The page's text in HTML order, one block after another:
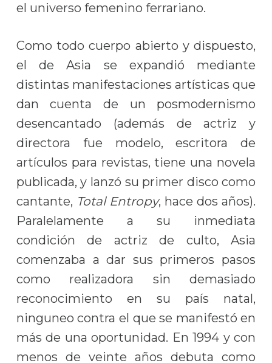
el universo femenino ferrariano.
Como todo cuerpo abierto y dispuesto,
el de Asia se expandió mediante
distintas manifestaciones artísticas que
dan cuenta de un posmodernismo
desencantado (además de actriz y
directora fue modelo, escritora de
artículos para revistas, tiene una novela
publicada, y lanzó su primer disco como
cantante, Total Entropy, hace dos años).
Paralelamente a su inmediata
condición de actriz de culto, Asia
comenzaba a dar sus primeros pasos
como realizadora sin demasiado
reconocimiento en su país natal,
ninguneo contra el que se manifestó en
más de una oportunidad. En 1994 y con
menos de veinte años debuta como